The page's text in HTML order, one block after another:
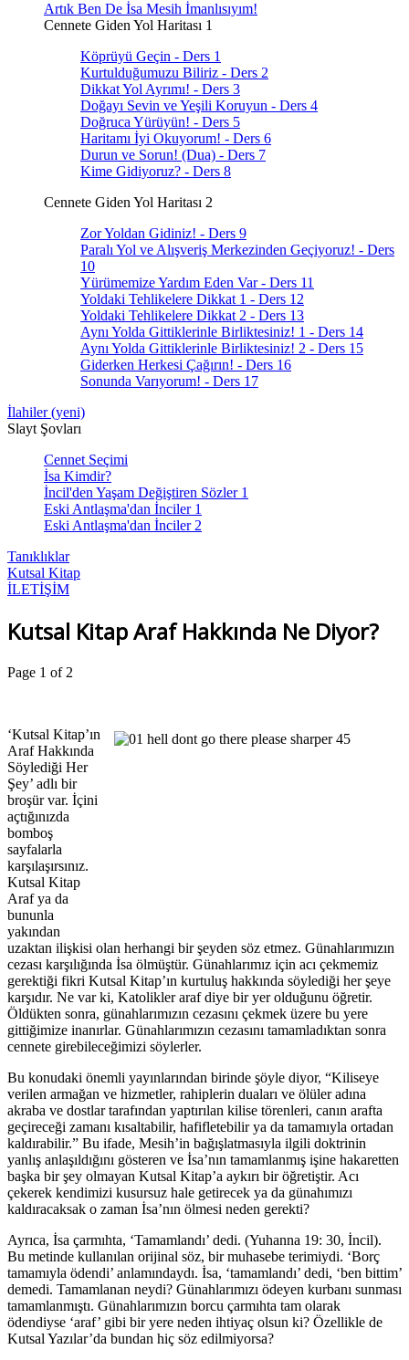
Artık Ben De İsa Mesih İmanlısıyım!
Cennete Giden Yol Haritası 1
Köprüyü Geçin - Ders 1
Kurtulduğumuzu Biliriz - Ders 2
Dikkat Yol Ayrımı! - Ders 3
Doğayı Sevin ve Yeşili Koruyun - Ders 4
Doğruca Yürüyün! - Ders 5
Haritamı İyi Okuyorum! - Ders 6
Durun ve Sorun! (Dua) - Ders 7
Kime Gidiyoruz? - Ders 8
Cennete Giden Yol Haritası 2
Zor Yoldan Gidiniz! - Ders 9
Paralı Yol ve Alışveriş Merkezinden Geçiyoruz! - Ders
10
Yürümemize Yardım Eden Var - Ders 11
Yoldaki Tehlikelere Dikkat 1 - Ders 12
Yoldaki Tehlikelere Dikkat 2 - Ders 13
Aynı Yolda Gittiklerinle Birliktesiniz! 1 - Ders 14
Aynı Yolda Gittiklerinle Birliktesiniz! 2 - Ders 15
Giderken Herkesi Çağırın! - Ders 16
Sonunda Varıyorum! - Ders 17
İlahiler (yeni)
Slayt Şovları
Cennet Seçimi
İsa Kimdir?
İncil'den Yaşam Değiştiren Sözler 1
Eski Antlaşma'dan İnciler 1
Eski Antlaşma'dan İnciler 2
Tanıklıklar
Kutsal Kitap
İLETİŞİM
Kutsal Kitap Araf Hakkında Ne Diyor?
Page 1 of 2
‘Kutsal Kitap’ın
Araf Hakkında
Söylediği Her
Şey’ adlı bir
broşür var. İçini
açtığınızda
bomboş
sayfalarla
karşılaşırsınız.
Kutsal Kitap
Araf ya da
bununla
yakından
uzaktan ilişkisi olan herhangi bir şeyden söz etmez. Günahlarımızın
cezası karşılığında İsa ölmüştür. Günahlarımız için acı çekmemiz
gerektiği fikri Kutsal Kitap’ın kurtuluş hakkında söylediği her şeye
karşıdır. Ne var ki, Katolikler araf diye bir yer olduğunu öğretir.
Öldükten sonra, günahlarımızın cezasını çekmek üzere bu yere
gittiğimize inanırlar. Günahlarımızın cezasını tamamladıktan sonra
cennete girebileceğimizi söylerler.
Bu konudaki önemli yayınlarından birinde şöyle diyor, “Kiliseye
verilen armağan ve hizmetler, rahiplerin duaları ve ölüler adına
akraba ve dostlar tarafından yaptırılan kilise törenleri, canın arafta
geçireceği zamanı kısaltabilir, hafifletebilir ya da tamamıyla ortadan
kaldırabilir.” Bu ifade, Mesih’in bağışlatmasıyla ilgili doktrinin
yanlış anlaşıldığını gösteren ve İsa’nın tamamlanmış işine hakaretten
başka bir şey olmayan Kutsal Kitap’a aykırı bir öğretiştir. Acı
çekerek kendimizi kusursuz hale getirecek ya da günahımızı
kaldıracaksak o zaman İsa’nın ölmesi neden gerekti?
Ayrıca, İsa çarmıhta, ‘Tamamlandı’ dedi. (Yuhanna 19: 30, İncil).
Bu metinde kullanılan orijinal söz, bir muhasebe terimiydi. ‘Borç
tamamıyla ödendi’ anlamındaydı. İsa, ‘tamamlandı’ dedi, ‘ben bittim’
demedi. Tamamlanan neydi? Günahlarımızı ödeyen kurbanı sunması
tamamlanmıştı. Günahlarımızın borcu çarmıhta tam olarak
ödendiyse ‘araf’ gibi bir yere neden ihtiyaç olsun ki? Özellikle de
Kutsal Yazılar’da bundan hiç söz edilmiyorsa?